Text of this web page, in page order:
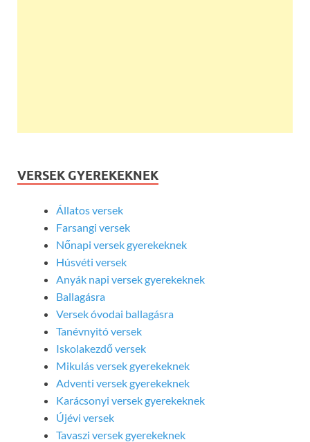
VERSEK GYEREKEKNEK
Állatos versek
Farsangi versek
Nőnapi versek gyerekeknek
Húsvéti versek
Anyák napi versek gyerekeknek
Ballagásra
Versek óvodai ballagásra
Tanévnyitó versek
Iskolakezdő versek
Mikulás versek gyerekeknek
Adventi versek gyerekeknek
Karácsonyi versek gyerekeknek
Újévi versek
Tavaszi versek gyerekeknek